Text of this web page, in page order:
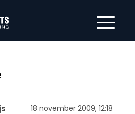
18 november 2009, 12:18